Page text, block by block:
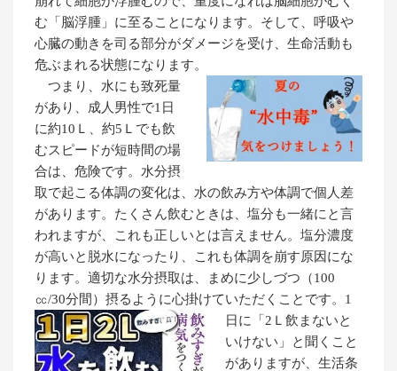
む「脳浮腫」に至ることになります。そして、呼吸や
心臓の動きを司る部分がダメージを受け、生命活動も
危ぶまれる状態になります。
つまり、水にも致死量
があり、成人男性で1日
に約10Ｌ、約5Ｌでも飲
むスピードが短時間の場
合は、危険です。水分摂
取で起こる体調の変化は、水の飲み方や体調で個人差
があります。たくさん飲むときは、塩分も一緒にと言
われますが、これも正しいとは言えません。塩分濃度
が高いと脱水になったり、これも体調を崩す原因にな
ります。適切な水分摂取は、まめに少しづつ（100
㏄/30分間）摂るように心掛けていただくことです。 1
日に「2Ｌ飲まないと
いけない」と聞くこと
がありますが、生活条